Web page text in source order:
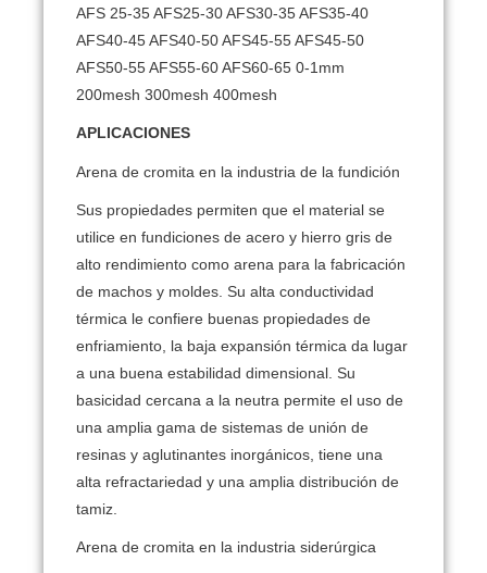
AFS 25-35 AFS25-30 AFS30-35 AFS35-40
AFS40-45 AFS40-50 AFS45-55 AFS45-50
AFS50-55 AFS55-60 AFS60-65 0-1mm
200mesh 300mesh 400mesh
APLICACIONES
Arena de cromita en la industria de la fundición
Sus propiedades permiten que el material se
utilice en fundiciones de acero y hierro gris de
alto rendimiento como arena para la fabricación
de machos y moldes. Su alta conductividad
térmica le confiere buenas propiedades de
enfriamiento, la baja expansión térmica da lugar
a una buena estabilidad dimensional. Su
basicidad cercana a la neutra permite el uso de
una amplia gama de sistemas de unión de
resinas y aglutinantes inorgánicos, tiene una
alta refractariedad y una amplia distribución de
tamiz.
Arena de cromita en la industria siderúrgica